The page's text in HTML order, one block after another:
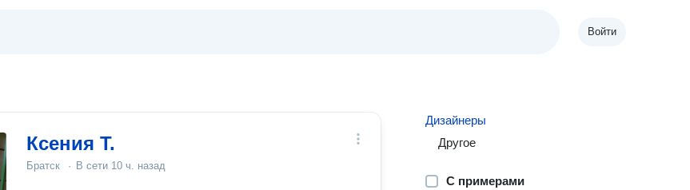
Войти
Ксения Т.
Братск · В сети 10 ч. назад
Дизайнеры
Другое
С примерами